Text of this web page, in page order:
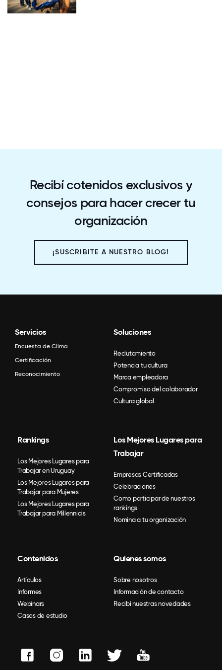
Recibí cotenidos exclusivos y
consejos para hacer crecer tu
organización
¡SUSCRIBITE A NUESTRO BLOG!
Servicios
Encuesta de Clima
Certificación
Reconocimiento
Soluciones
Reclutamiento
Potencia tu cultura
Marca empleadora
Compromiso del colaborador
Cultura global
Rankings
Los Mejores Lugares para
Trabajar en Uruguay
Los Mejores Lugares para
Trabajar para Mujeres
Los Mejores Lugares para
Trabajar para Millennials
Los Mejores Lugares para
Trabajar
Empresas Certificadas
Celebraciones
Como participar de nuestros
rankings
Nomina a tu organización
Contenidos
Artículos
Informes
Webinars
Casos de estudio
Quienes somos
Sobre nosotros
Información de contacto
Recibí nuestras novedades